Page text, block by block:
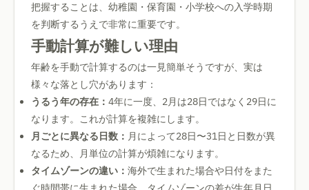
把握することは、幼稚園・保育園・小学校への入学時期
を判断するうえで非常に重要です。
手動計算が難しい理由
年齢を手動で計算するのは一見簡単そうですが、実は
様々な落とし穴があります：
うるう年の存在： 4年に一度、2月は28日ではなく29日に
なります。これが計算を複雑にします。
月ごとに異なる日数： 月によって28日〜31日と日数が異
なるため、月単位の計算が煩雑になります。
タイムゾーンの違い： 海外で生まれた場合や日付をまた